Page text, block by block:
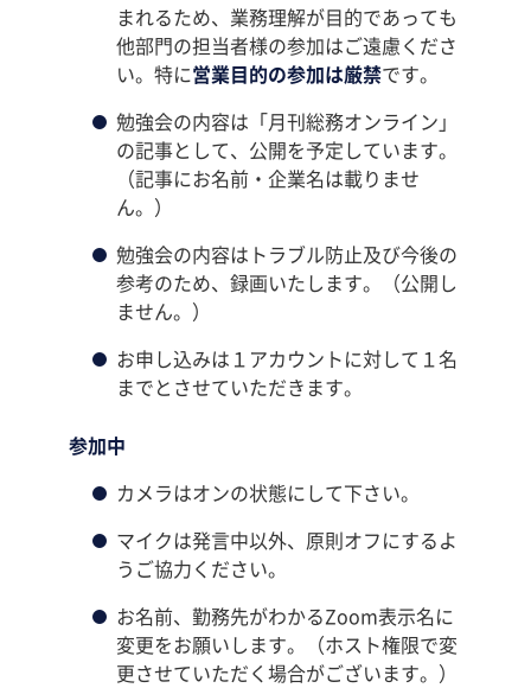
まれるため、業務理解が目的であっても
他部門の担当者様の参加はご遠慮くださ
い。特に営業目的の参加は厳禁です。
勉強会の内容は「月刊総務オンライン」
の記事として、公開を予定しています。
（記事にお名前・企業名は載りませ
ん。）
勉強会の内容はトラブル防止及び今後の
参考のため、録画いたします。（公開し
ません。）
お申し込みは１アカウントに対して１名
までとさせていただきます。
参加中
カメラはオンの状態にして下さい。
マイクは発言中以外、原則オフにするよ
うご協力ください。
お名前、勤務先がわかるZoom表示名に
変更をお願いします。（ホスト権限で変
更させていただく場合がございます。）